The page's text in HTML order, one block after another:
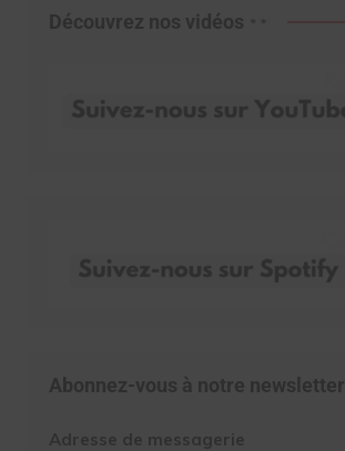
Découvrez nos vidéos
Abonnez-vous à notre newsletter
Adresse de messagerie